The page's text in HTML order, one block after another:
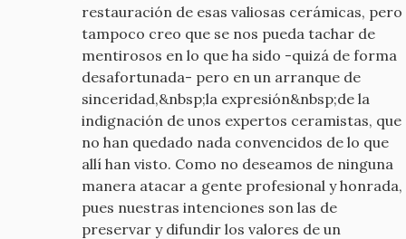
restauración de esas valiosas cerámicas, pero
tampoco creo que se nos pueda tachar de
mentirosos en lo que ha sido -quizá de forma
desafortunada- pero en un arranque de
sinceridad,&nbsp;la expresión&nbsp;de la
indignación de unos expertos ceramistas, que
no han quedado nada convencidos de lo que
allí han visto. Como no deseamos de ninguna
manera atacar a gente profesional y honrada,
pues nuestras intenciones son las de
preservar y difundir los valores de un